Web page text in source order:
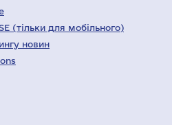
(тільки для мобільного)
новин